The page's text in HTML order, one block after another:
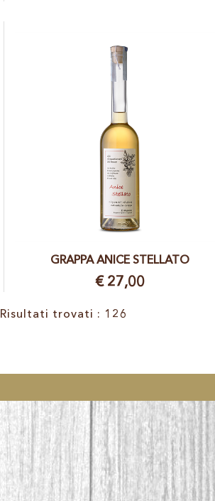
GRAPPA ANICE STELLATO
€ 27,00
Risultati trovati : 126